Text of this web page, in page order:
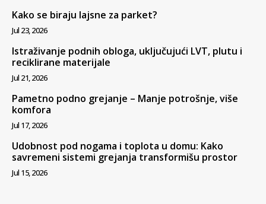
Kako se biraju lajsne za parket?
Jul 23, 2026
Istraživanje podnih obloga, uključujući LVT, plutu i
reciklirane materijale
Jul 21, 2026
Pametno podno grejanje – Manje potrošnje, više
komfora
Jul 17, 2026
Udobnost pod nogama i toplota u domu: Kako
savremeni sistemi grejanja transformišu prostor
Jul 15, 2026